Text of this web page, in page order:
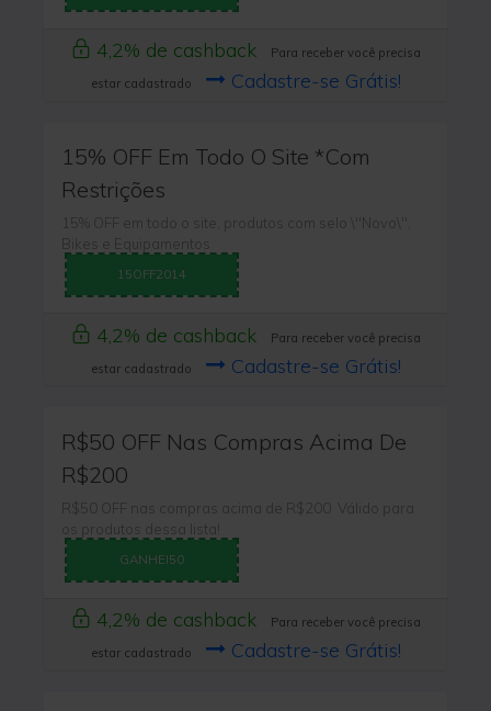
4,2% de cashback
Para receber você precisa
estar cadastrado
Cadastre-se Grátis!
15% OFF Em Todo O Site *Com
Restrições
15% OFF em todo o site, produtos com selo \"Novo\",
Bikes e Equipamentos
15OFF2014
4,2% de cashback
Para receber você precisa
estar cadastrado
Cadastre-se Grátis!
R$50 OFF Nas Compras Acima De
R$200
R$50 OFF nas compras acima de R$200 Válido para
os produtos dessa lista!
GANHEI50
4,2% de cashback
Para receber você precisa
estar cadastrado
Cadastre-se Grátis!